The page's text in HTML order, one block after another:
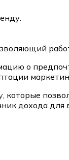
о
, которые
дохода для